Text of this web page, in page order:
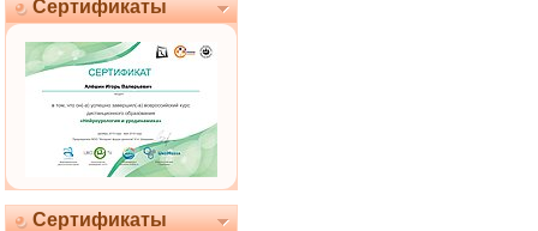
Сертификаты
Сертификаты